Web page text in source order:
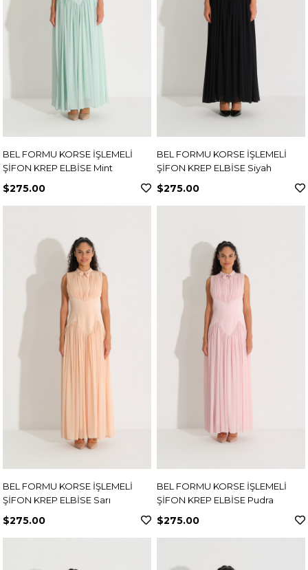
BEL FORMU KORSE İŞLEMELİ
ŞİFON KREP ELBİSE Mint
$275.00
BEL FORMU KORSE İŞLEMELİ
ŞİFON KREP ELBİSE Siyah
$275.00
BEL FORMU KORSE İŞLEMELİ
ŞİFON KREP ELBİSE Sarı
$275.00
BEL FORMU KORSE İŞLEMELİ
ŞİFON KREP ELBİSE Pudra
$275.00